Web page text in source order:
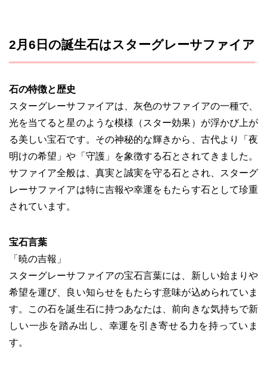
2月6日の誕生石はスターグレーサファイア
石の特徴と歴史
スターグレーサファイアは、灰色のサファイアの一種で、
光を当てると星のような模様（スター効果）が浮かび上が
る美しい宝石です。その神秘的な輝きから、古代より「夜
明けの希望」や「守護」を象徴する石とされてきました。
サファイア全般は、真実と誠実を守る石とされ、スターグ
レーサファイアは特に吉報や幸運をもたらす石として珍重
されています。
宝石言葉
「暁の吉報」
スターグレーサファイアの宝石言葉には、新しい始まりや
希望を運び、良い知らせをもたらす意味が込められていま
す。この石を誕生石に持つあなたは、前向きな気持ちで新
しい一歩を踏み出し、幸運を引き寄せる力を持っていま
す。